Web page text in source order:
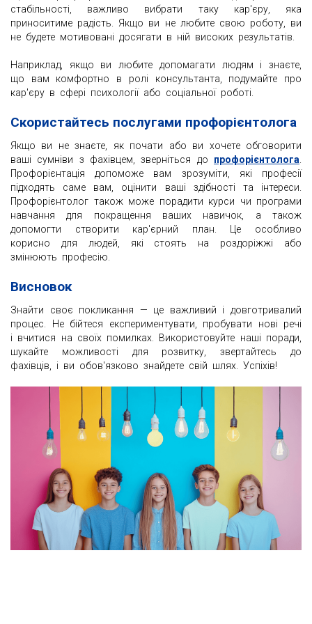
стабільності, важливо вибрати таку кар'єру, яка
приноситиме радість. Якщо ви не любите свою роботу, ви
не будете мотивовані досягати в ній високих результатів.
Наприклад, якщо ви любите допомагати людям і знаєте,
що вам комфортно в ролі консультанта, подумайте про
кар'єру в сфері психології або соціальної роботі.
Скористайтесь послугами профорієнтолога
Якщо ви не знаєте, як почати або ви хочете обговорити
ваші сумніви з фахівцем, зверніться до профорієнтолога.
Профорієнтація допоможе вам зрозуміти, які професії
підходять саме вам, оцінити ваші здібності та інтереси.
Профорієнтолог також може порадити курси чи програми
навчання для покращення ваших навичок, а також
допомогти створити кар'єрний план. Це особливо
корисно для людей, які стоять на роздоріжжі або
змінюють професію.
Висновок
Знайти своє покликання — це важливий і довготривалий
процес. Не бійтеся експериментувати, пробувати нові речі
і вчитися на своїх помилках. Використовуйте наші поради,
шукайте можливості для розвитку, звертайтесь до
фахівців, і ви обов'язково знайдете свій шлях. Успіхів!